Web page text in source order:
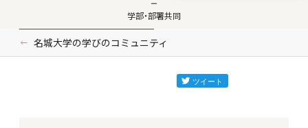
学部・部署共同
名城大学の学びのコミュニティ